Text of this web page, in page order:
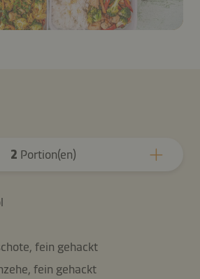
2 Portion(en)
fein gehackt
fein gehackt